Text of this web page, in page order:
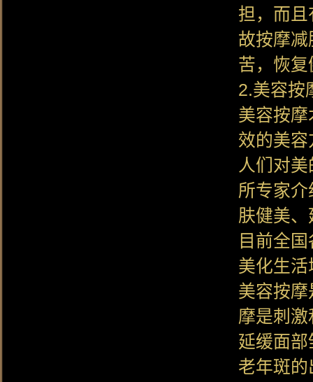
担，而
故按摩
苦，恢
2.美容按
美容按
效的美
人们对
所专家
肤健美
目前全
美化生
美容按
摩是刺
延缓面
老年斑的